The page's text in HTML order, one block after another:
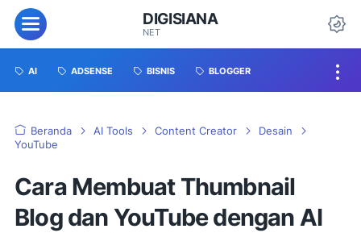
DIGISIANA
NET
AI ADSENSE BISNIS BLOGGER
Beranda AI Tools Content Creator
Desain
YouTube
Cara Membuat Thumbnail
Blog dan YouTube dengan AI